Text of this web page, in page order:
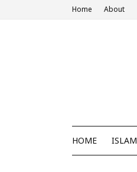
Home About
HOME ISLAM